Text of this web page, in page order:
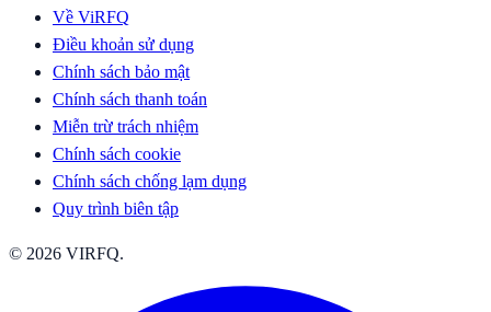
Về ViRFQ
Điều khoản sử dụng
Chính sách bảo mật
Chính sách thanh toán
Miễn trừ trách nhiệm
Chính sách cookie
Chính sách chống lạm dụng
Quy trình biên tập
© 2026 VIRFQ.